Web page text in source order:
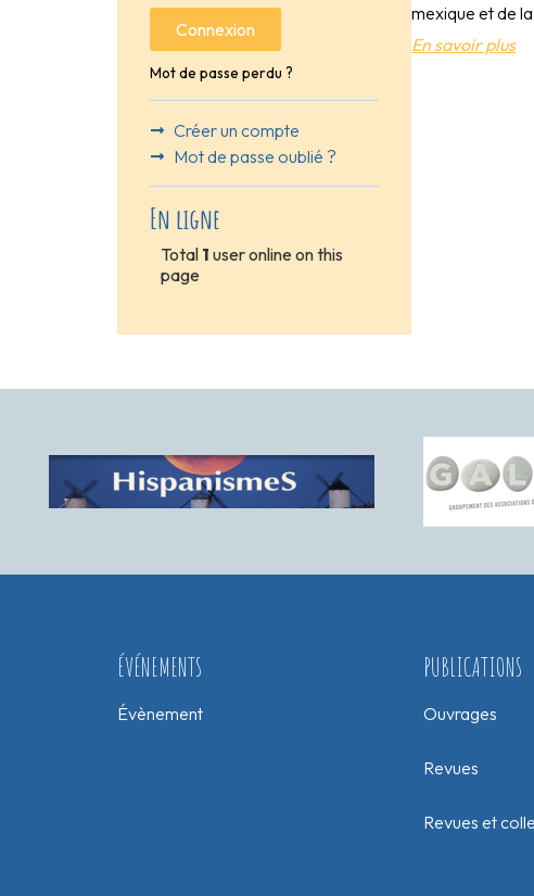
Connexion
Mot de passe perdu ?
Créer un compte
Mot de passe oublié ?
En ligne
Total 1 user online on this
page
mexique et de
En savoir plus
ÉVÉNEMENTS
Évènement
PUBLICATIONS
Ouvrages
Revues
Revues et